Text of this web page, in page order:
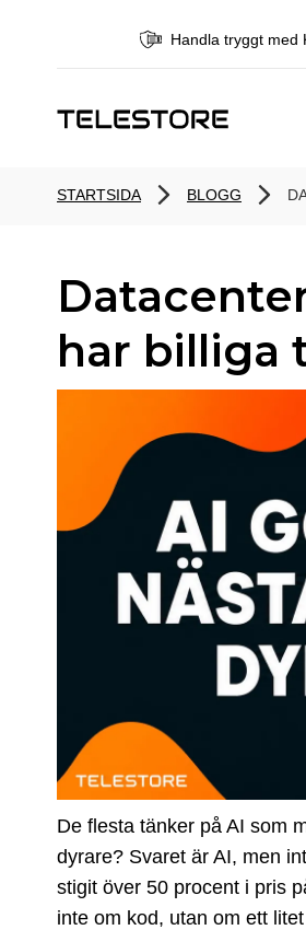
Handla tryggt med
STARTSIDA BLOGG
har billiga
De flesta tänker på AI som
dyrare? Svaret är AI, men
stigit över 50 procent i pris
inte om kod, utan om ett